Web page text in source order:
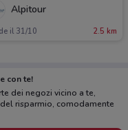
Alpitour
il 31/10 2.5 km
con te!
dei negozi vicino a te,
risparmio, comodamente